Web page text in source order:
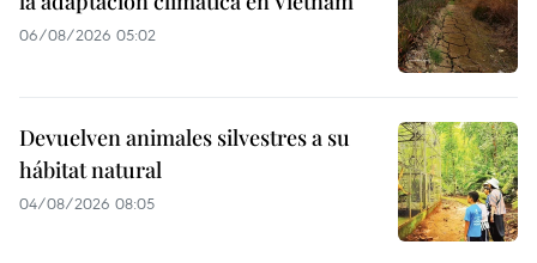
06/08/2026 05:02
Devuelven animales silvestres a su
hábitat natural
04/08/2026 08:05